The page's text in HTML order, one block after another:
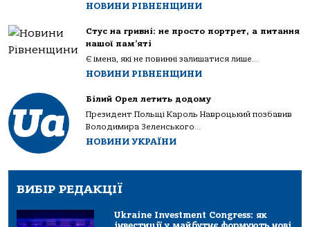
НОВИНИ РІВНЕНЩИНИ
Стус на гривні: не просто портрет, а питання
нашої пам’яті
Є імена, які не повинні залишатися лише...
НОВИНИ РІВНЕНЩИНИ
Білий Орел летить додому
Президент Польщі Кароль Навроцький позбавив
Володимира Зеленського...
НОВИНИ УКРАЇНИ
ВИБІР РЕДАКЦІЇ
Ukraine Investment Congress: як